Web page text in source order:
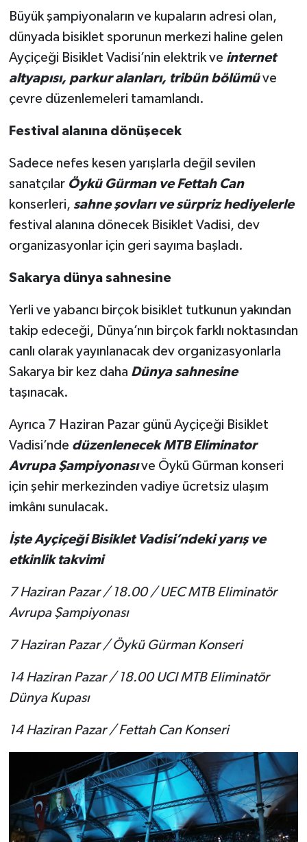
Büyük şampiyonaların ve kupaların adresi olan,
dünyada bisiklet sporunun merkezi haline gelen
Ayçiçeği Bisiklet Vadisi’nin elektrik ve internet
altyapısı, parkur alanları, tribün bölümüve
çevre düzenlemeleri tamamlandı.
Festival alanına dönüşecek
Sadece nefes kesen yarışlarla değil sevilen
sanatçılar Öykü Gürman ve Fettah Can
konserleri, sahne şovları ve sürpriz hediyelerle
festival alanına dönecek Bisiklet Vadisi, dev
organizasyonlar için geri sayıma başladı.
Sakarya dünya sahnesine
Yerli ve yabancı birçok bisiklet tutkunun yakından
takip edeceği, Dünya’nın birçok farklı noktasından
canlı olarak yayınlanacak dev organizasyonlarla
Sakarya bir kez daha Dünya sahnesine
taşınacak.
Ayrıca 7 Haziran Pazar günü Ayçiçeği Bisiklet
Vadisi’nde düzenlenecek MTB Eliminator
Avrupa Şampiyonasıve Öykü Gürman konseri
için şehir merkezinden vadiye ücretsiz ulaşım
imkânı sunulacak.
İşte Ayçiçeği Bisiklet Vadisi’ndeki yarış ve
etkinlik takvimi
7 Haziran Pazar / 18.00 / UEC MTB Eliminatör
Avrupa Şampiyonası
7 Haziran Pazar / Öykü Gürman Konseri
14 Haziran Pazar / 18.00 UCI MTB Eliminatör
Dünya Kupası
14 Haziran Pazar / Fettah Can Konseri